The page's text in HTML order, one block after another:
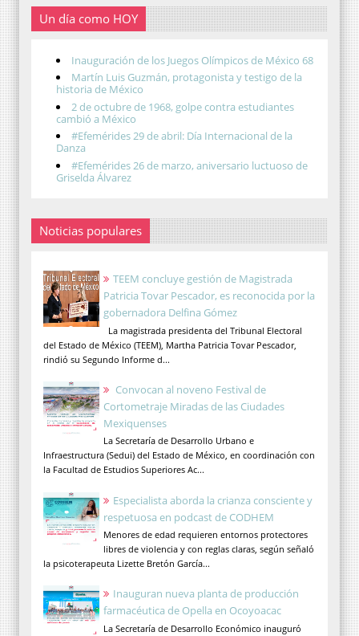
Un día como HOY
Inauguración de los Juegos Olímpicos de México 68
Martín Luis Guzmán, protagonista y testigo de la
historia de México
2 de octubre de 1968, golpe contra estudiantes
cambió a México
#Efemérides 29 de abril: Día Internacional de la
Danza
#Efemérides 26 de marzo, aniversario luctuoso de
Griselda Álvarez
Noticias populares
TEEM concluye gestión de Magistrada
Patricia Tovar Pescador, es reconocida por la
gobernadora Delfina Gómez
La magistrada presidenta del Tribunal Electoral
del Estado de México (TEEM), Martha Patricia Tovar Pescador,
rindió su Segundo Informe d...
Convocan al noveno Festival de
Cortometraje Miradas de las Ciudades
Mexiquenses
La Secretaría de Desarrollo Urbano e
Infraestructura (Sedui) del Estado de México, en coordinación con
la Facultad de Estudios Superiores Ac...
Especialista aborda la crianza consciente y
respetuosa en podcast de CODHEM
Menores de edad requieren entornos protectores
libres de violencia y con reglas claras, según señaló
la psicoterapeuta Lizette Bretón García...
Inauguran nueva planta de producción
farmacéutica de Opella en Ocoyoacac
La Secretaría de Desarrollo Económico inauguró